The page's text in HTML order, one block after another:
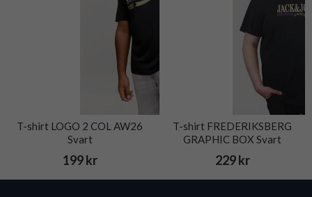
T-shirt LOGO 2 COL AW26
Svart
199 kr
T-shirt FREDERIKSBERG
GRAPHIC BOX Svart
229 kr